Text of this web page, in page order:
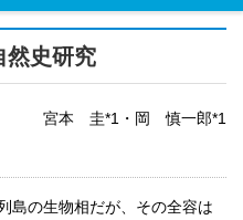
然史研究
宮本 圭*1・岡 慎一郎*1
島の生物相だが、その全容は